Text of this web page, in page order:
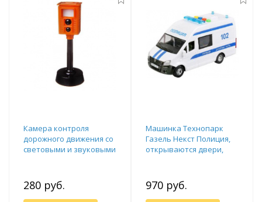
Камера контроля
дорожного движения со
световыми и звуковыми
280 руб.
Машинка Технопарк
Газель Некст Полиция,
открываются двери,
970 руб.